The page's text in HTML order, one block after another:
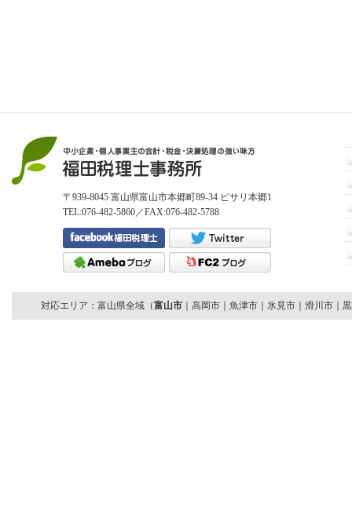
〒939-8045 富山県富山市本郷町89-34 ピサリ本郷1
TEL:076-482-5860／FAX:076-482-5788
対応エリア：富山県全域（富山市 ｜高岡市｜魚津市｜氷見市｜滑川市｜